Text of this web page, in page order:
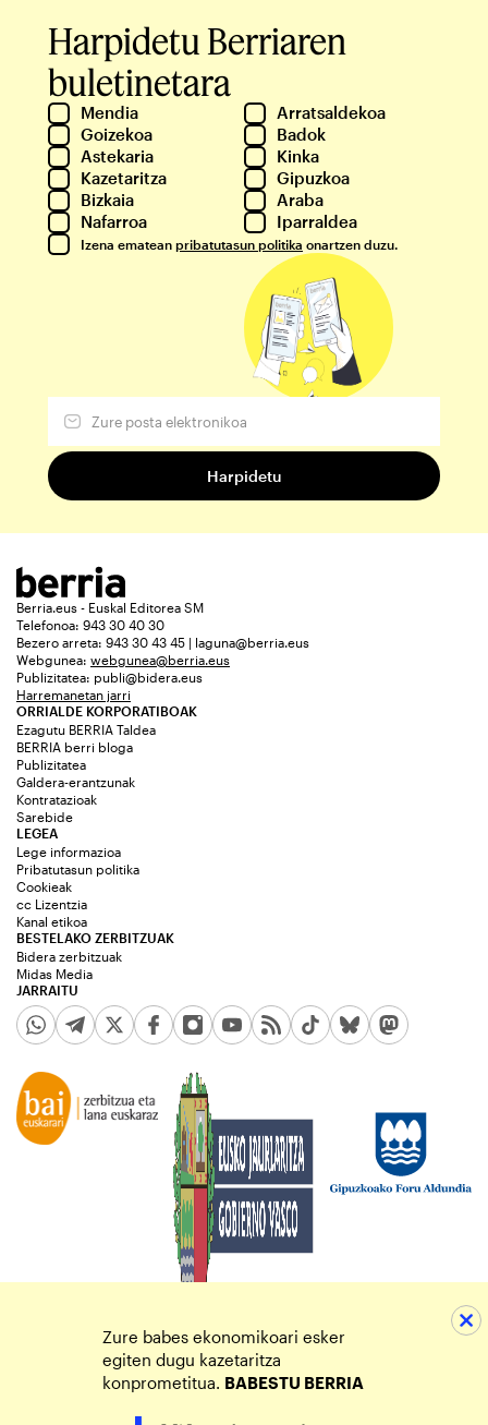
Harpidetu Berriaren
buletinetara
Mendia
Arratsaldekoa
Goizekoa
Badok
Astekaria
Kinka
Kazetaritza
Gipuzkoa
Bizkaia
Araba
Nafarroa
Iparraldea
Izena ematean pribatutasun politika onartzen duzu.
Berria.eus - Euskal Editorea SM
Telefonoa: 943 30 40 30
Bezero arreta: 943 30 43 45 | laguna@berria.eus
Webgunea: webgunea@berria.eus
Publizitatea: publi@bidera.eus
Harremanetan jarri
ORRIALDE KORPORATIBOAK
Ezagutu BERRIA Taldea
BERRIA berri bloga
Publizitatea
Galdera-erantzunak
Kontratazioak
Sarebide
JARRAITU
LEGEA
Lege informazioa
Pribatutasun politika
Cookieak
cc Lizentzia
Kanal etikoa
BESTELAKO ZERBITZUAK
Bidera zerbitzuak
Midas Media
Zure babes ekonomikoari esker
egiten dugu kazetaritza
konprometitua. BABESTU BERRIA